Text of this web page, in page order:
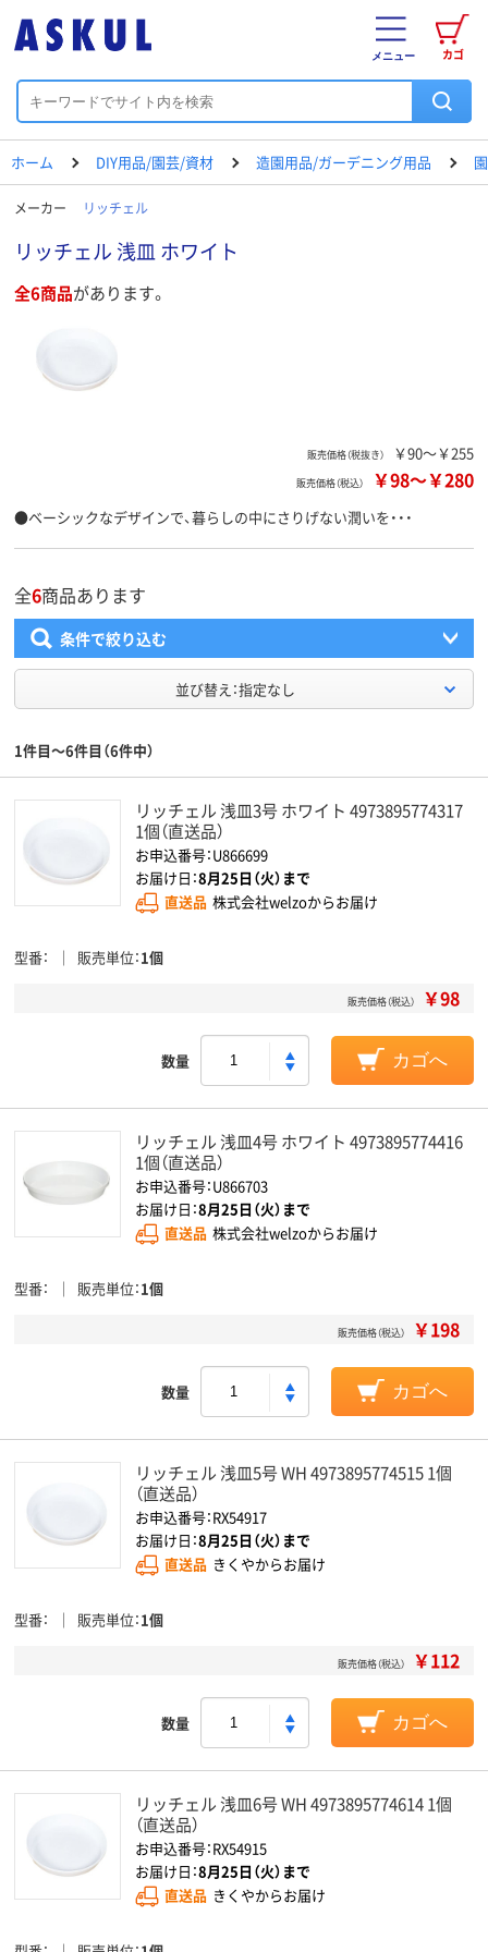
カゴ
メニュー
ホーム DIY用品/園芸/資材 造園用品/ガーデニング用品
メーカー リッチェル
リッチェル 浅皿 ホワイト
全6商品があります。
販売価格（税抜き） ￥90～￥255
販売価格（税込） ￥98～￥280
●ベーシックなデザインで、暮らしの中にさりげない潤いを・・・
全6商品あります
条件で絞り込む
並び替え：指定なし
1件目～6件目（6件中）
リッチェル 浅皿3号 ホワイト 4973895774317
1個（直送品）
お申込番号：U866699
お届け日：8月25日（火）まで
直送品 株式会社welzoからお届け
型番 販売単位 1個
販売価格（税込） ￥98
数量 カゴへ
リッチェル 浅皿4号 ホワイト 4973895774416
1個（直送品）
お申込番号：U866703
お届け日：8月25日（火）まで
直送品 株式会社welzoからお届け
型番 販売単位 1個
販売価格（税込） ￥198
数量 カゴへ
リッチェル 浅皿5号 WH 4973895774515 1個
（直送品）
お申込番号：RX54917
お届け日：8月25日（火）まで
直送品 きくやからお届け
型番 販売単位 1個
販売価格（税込） ￥112
数量 カゴへ
リッチェル 浅皿6号 WH 4973895774614 1個
（直送品）
お申込番号：RX54915
お届け日：8月25日（火）まで
直送品 きくやからお届け